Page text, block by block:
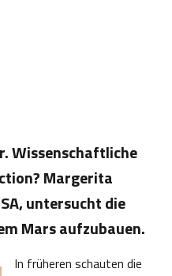
Wissenschaftliche
Margerita
untersucht die
Mars aufzubauen.
In früheren schauten die